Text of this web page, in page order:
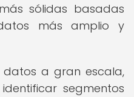
sólidas basadas
más amplio y
datos a gran escala,
segmentos